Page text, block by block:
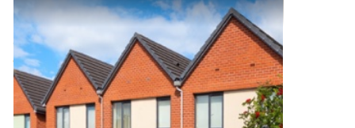
Asta Villa unifamiliare con area scoperta
pertinenziale
Conegliano (Treviso)
Offerta minima
836.015,62 € 1.114.687,50 €
Codice asta:9af1089b
Asta chiusa